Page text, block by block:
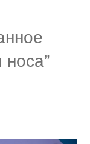
носа”